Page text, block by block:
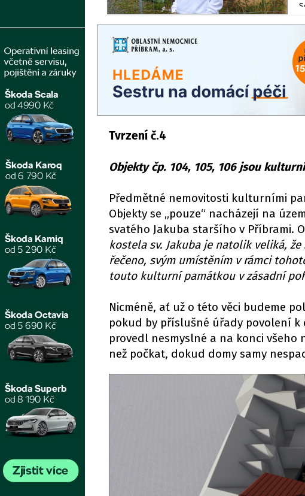
Tvrzení č.4
Objekty čp. 104, 105, 106 jsou
Předmětné nemovitosti kulturními
Objekty se „pouze“ nacházejí na
svatého Jakuba staršího v Příbrami.
kostela sv. Jakuba je natolik veliká,
řečeno, svým umístěním v rámci
touto kulturní památkou v zásadní
Nicméně, ať už o této věci budeme
pokud by příslušné úřady povolení k
provedl nesmyslné a na konci všeho
než počkat, dokud domy samy